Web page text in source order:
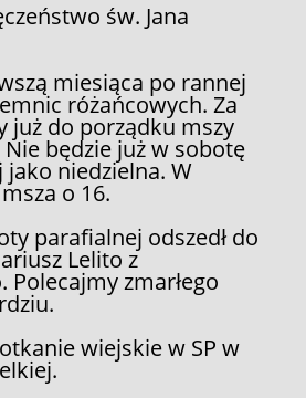
św. Jana
miesiąca po rannej
różańcowych. Za
już do porządku mszy
będzie już w sobotę
niedzielna. W
o 16.
parafialnej odszedł do
Lelito z
Polecajmy zmarłego
wiejskie w SP w